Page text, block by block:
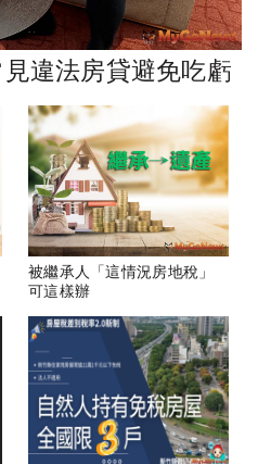
違法房貸避免吃虧
被繼承人「這情況房地稅」
可這樣辦